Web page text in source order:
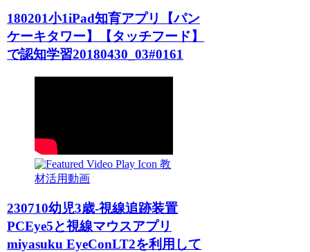
180201小1iPad知育アプリ【パン
ケーキタワー】【タッチフード】
で認知学習20180430_03#0161
教
材活用動画
230710幼児3歳-視線追跡装置
PCEye5と視線マウスアプリ
miyasuku EyeConLT2を利用して